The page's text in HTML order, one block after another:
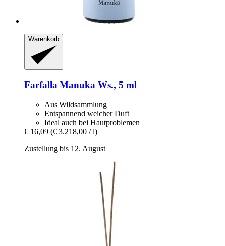
Warenkorb
Farfalla Manuka Ws., 5 ml
Aus Wildsammlung
Entspannend weicher Duft
Ideal auch bei Hautproblemen
€ 16,09 (€ 3.218,00 / l)
Zustellung bis 12. August